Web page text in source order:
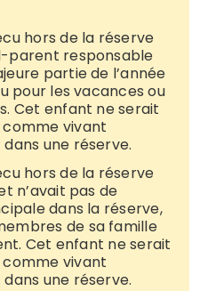
hors de la réserve
parent responsable
partie de l’année
pour les vacances ou
Cet enfant ne serait
vivant
une réserve.
hors de la réserve
n’avait pas de
dans la réserve,
de sa famille
Cet enfant ne serait
vivant
une réserve.